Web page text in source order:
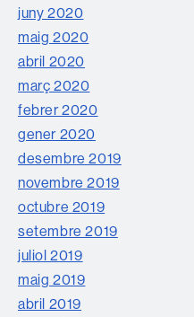
juny 2020
maig 2020
abril 2020
març 2020
febrer 2020
gener 2020
desembre 2019
novembre 2019
octubre 2019
setembre 2019
juliol 2019
maig 2019
abril 2019